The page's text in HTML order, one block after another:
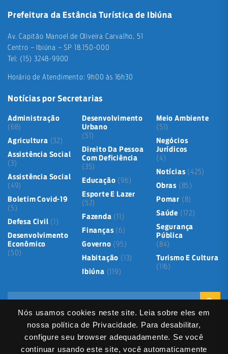
Nós usamos cookies neste site. Leia sobre eles em
nossa política de Privacidade. Para desabilitar,
configure seu browser adequadamente. Se você
continuar usando este site, você automaticamente
Prefeitura da Estância Turística de Ibiúna
Av. Capitão Manoel de Oliveira Carvalho, 51
Centro – Ibiúna – SP 18.150-000
Tel: (15) 3248-9900
Horário de Atendimento: 9h00 às 16h30
Notícias por Secretarias
Administração
(68)
Agricultura (32)
Assistência Social
(3)
Assistência Social
(49)
Boletim Covid-19
(5)
Defesa Civil (1)
Desenvolvimento
Econômico
(50)
Desenvolvimento
Urbano
(51)
Direito Da Pessoa
Com Deficiência
(35)
Educação (96)
Esporte E Lazer
(52)
Fazenda (11)
Finanças (6)
Governo (95)
Habitação (13)
Ibiúna (119)
Meio Ambiente
(51)
Negócios
Jurídicos
(4)
Notícias (425)
Obras (85)
Pomar (8)
Saúde (172)
Segurança
Pública
(84)
Turismo E Cultura
(116)
Mapa do Site Política de Privacidade Termos de Uso